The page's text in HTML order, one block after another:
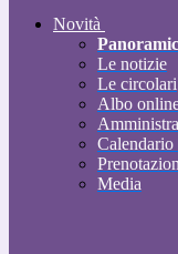
Novità
Le notizie
Le circolari
Albo
Calendario
Media